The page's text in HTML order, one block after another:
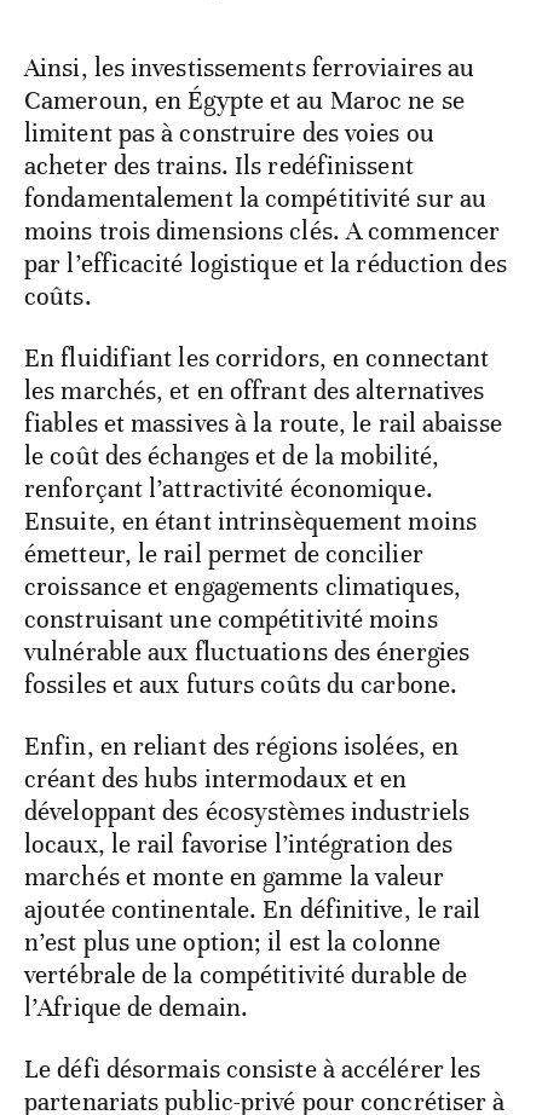
Ainsi, les investissements ferroviaires au
Cameroun, en Égypte et au Maroc ne se
limitent pas à construire des voies ou
acheter des trains. Ils redéfinissent
fondamentalement la compétitivité sur au
moins trois dimensions clés. A commencer
par l’efficacité logistique et la réduction des
coûts.
En fluidifiant les corridors, en connectant
les marchés, et en offrant des alternatives
fiables et massives à la route, le rail abaisse
le coût des échanges et de la mobilité,
renforçant l’attractivité économique.
Ensuite, en étant intrinsèquement moins
émetteur, le rail permet de concilier
croissance et engagements climatiques,
construisant une compétitivité moins
vulnérable aux fluctuations des énergies
fossiles et aux futurs coûts du carbone.
Enfin, en reliant des régions isolées, en
créant des hubs intermodaux et en
développant des écosystèmes industriels
locaux, le rail favorise l’intégration des
marchés et monte en gamme la valeur
ajoutée continentale. En définitive, le rail
n’est plus une option; il est la colonne
vertébrale de la compétitivité durable de
l’Afrique de demain.
Le défi désormais consiste à accélérer les
partenariats public-privé pour concrétiser à